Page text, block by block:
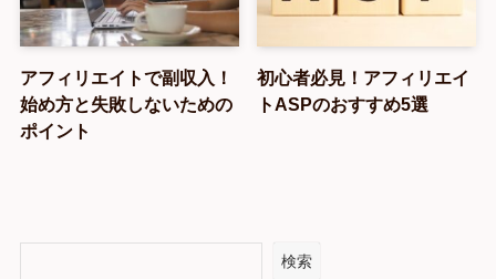
アフィリエイトで副収入！
始め方と失敗しないための
ポイント
初心者必見！アフィリエイ
トASPのおすすめ5選
検索